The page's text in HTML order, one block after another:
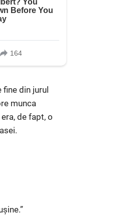
din jurul
munca
de fapt, o